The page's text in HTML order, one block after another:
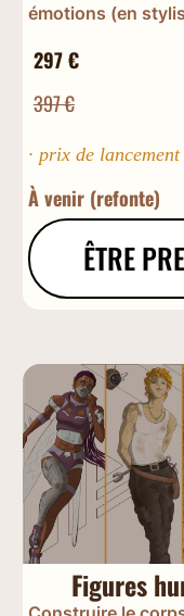
émotions (en
297 €
397 €
· prix de lancement
À venir (refonte)
ÊTRE
Figures